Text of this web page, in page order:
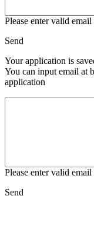
Please enter valid email
Send
Your application is
You can input email at
application
Please enter valid email
Send